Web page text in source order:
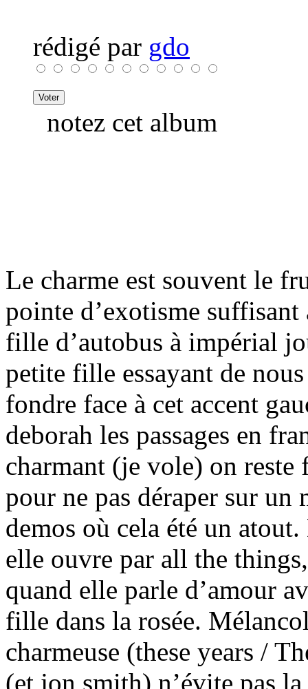
rédigé par gdo
notez cet album
Le charme est souvent le
pointe d’exotisme
fille d’autobus à impérial
petite fille essayant de
fondre face à cet accent
deborah les passages en
charmant (je vole) on
pour ne pas déraper sur
demos où cela été un
elle ouvre par all the
quand elle parle d’amour
fille dans la rosée.
charmeuse (these years /
(et jon smith) n’évite pas